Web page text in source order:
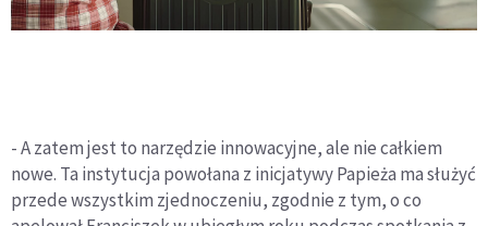
- A zatem jest to narzędzie innowacyjne, ale nie całkiem
nowe. Ta instytucja powołana z inicjatywy Papieża ma służyć
przede wszystkim zjednoczeniu, zgodnie z tym, o co